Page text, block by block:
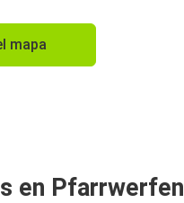
mapa
en Pfarrwerfen